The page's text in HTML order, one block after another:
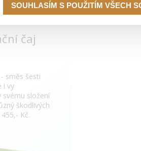
čaj
směs šesti
i vy
složení
škodlivých
Kč.
SOUHLASÍM S POUŽITÍM VŠECH